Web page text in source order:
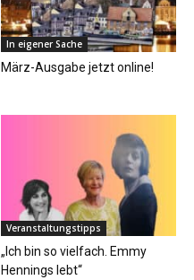
In eigener Sache
März-Ausgabe jetzt online!
Veranstaltungstipps
„Ich bin so vielfach. Emmy
Hennings lebt“